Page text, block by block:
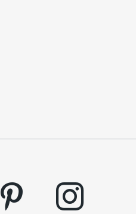
pinterest instagram